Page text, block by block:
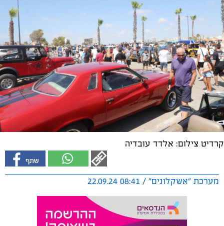
קרדיט צילום: אלדד עובדיה
מערכת "אשקלונים" / 08:41 22.09.24